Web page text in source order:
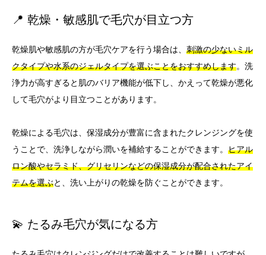
📍 乾燥・敏感肌で毛穴が目立つ方
乾燥肌や敏感肌の方が毛穴ケアを行う場合は、 刺激の少ないミル
クタイプや水系のジェルタイプを選ぶことをおすすめします。洗
浄力が高すぎると肌のバリア機能が低下し、かえって乾燥が悪化
して毛穴がより目立つことがあります。
乾燥による毛穴は、保湿成分が豊富に含まれたクレンジングを使
うことで、洗浄しながら潤いを補給することができます。 ヒアル
ロン酸やセラミド、グリセリンなどの保湿成分が配合されたアイ
テムを選ぶと、洗い上がりの乾燥を防ぐことができます。
💫 たるみ毛穴が気になる方